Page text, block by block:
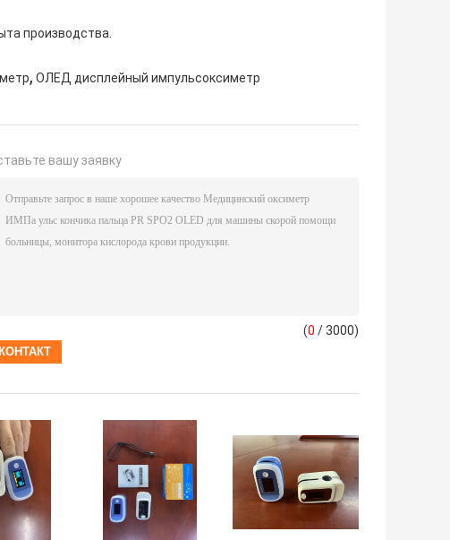
производства.
, ОЛЕД дисплейный импульсоксиметр
вашу заявку
(0 / 3000)